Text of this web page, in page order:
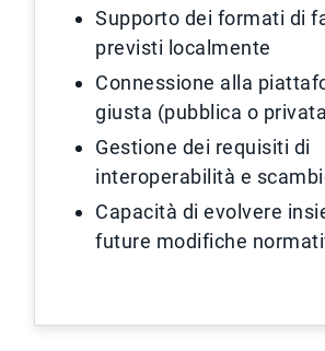
Supporto dei formati di
previsti localmente
Connessione alla
giusta (pubblica o
Gestione dei requisiti di
interoperabilità e
Capacità di evolvere
future modifiche